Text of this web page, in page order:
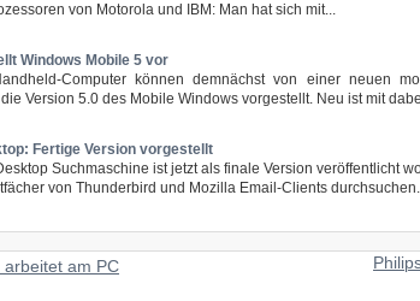
von Motorola und IBM: Man hat sich mit...
Windows Mobile 5 vor
Computer können demnächst von einer neuen
Version 5.0 des Mobile Windows vorgestellt. Neu ist mit
Fertige Version vorgestellt
Suchmaschine ist jetzt als finale Version veröffentlicht
von Thunderbird und Mozilla Email-Clients
arbeitet am PC